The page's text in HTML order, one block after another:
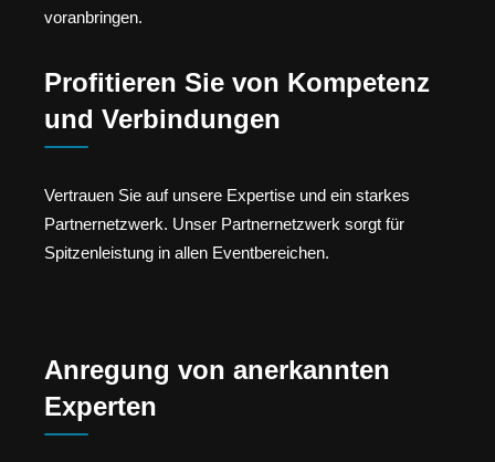
voranbringen.
Profitieren Sie von Kompetenz
und Verbindungen
Vertrauen Sie auf unsere Expertise und ein starkes
Partnernetzwerk. Unser Partnernetzwerk sorgt für
Spitzenleistung in allen Eventbereichen.
Anregung von anerkannten
Experten